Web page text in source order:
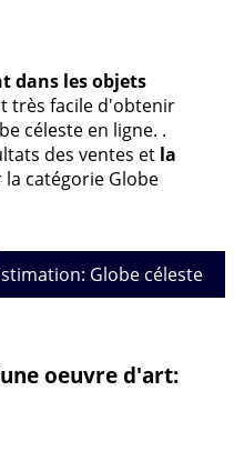
dans les objets
très facile d'obtenir
céleste en ligne. .
des ventes et la
catégorie Globe
Globe céleste
oeuvre d'art: